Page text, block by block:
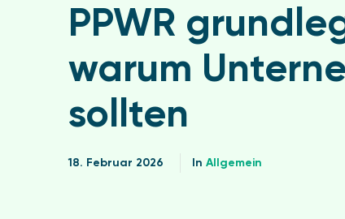
PPWR
warum
sollten
18. Februar 2026 In Allgemein